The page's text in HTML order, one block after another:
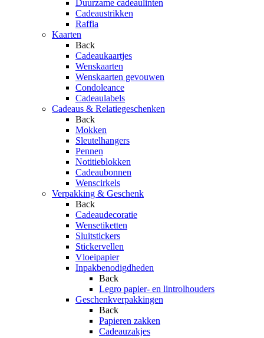
Duurzame cadeaulinten
Cadeaustrikken
Raffia
Kaarten
Back
Cadeaukaartjes
Wenskaarten
Wenskaarten gevouwen
Condoleance
Cadeaulabels
Cadeaus & Relatiegeschenken
Back
Mokken
Sleutelhangers
Pennen
Notitieblokken
Cadeaubonnen
Wenscirkels
Verpakking & Geschenk
Back
Cadeaudecoratie
Wensetiketten
Sluitstickers
Stickervellen
Vloeipapier
Inpakbenodigdheden
Back
Legro papier- en lintrolhouders
Geschenkverpakkingen
Back
Papieren zakken
Cadeauzakjes